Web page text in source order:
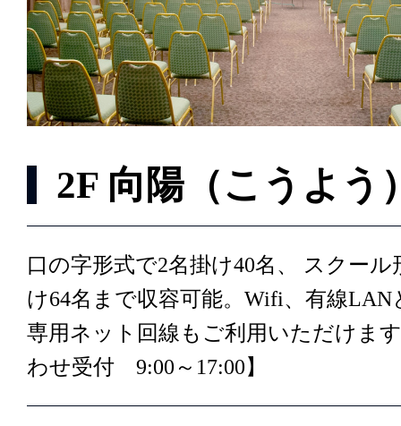
2F 向陽（こうよう
口の字形式で2名掛け40名、 スクール
け64名まで収容可能。Wifi、有線LAN
専用ネット回線もご利用いただけま
わせ受付 9:00～17:00】